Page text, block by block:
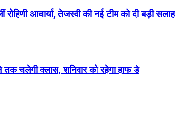
आचार्या, तेजस्वी की नई टीम को दी बड़ी सलाह
तक चलेगी क्लास, शनिवार को रहेगा हाफ डे